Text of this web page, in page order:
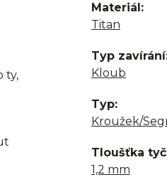
ty,
Materiál
Titan
Typ zavírání
Kloub
Typ
Kroužek/
Tloušťka
1,2 mm